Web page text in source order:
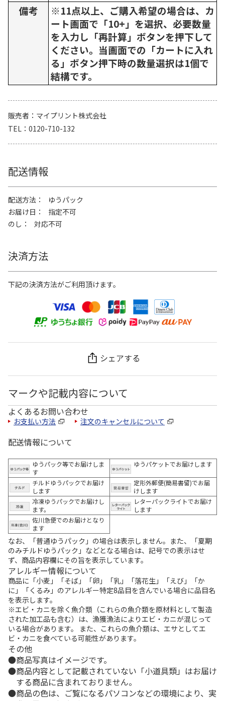
備考
※11点以上、ご購入希望の場合は、カ
ート画面で「10+」を選択、必要数量
を入力し「再計算」ボタンを押下して
ください。当画面での「カートに入れ
る」ボタン押下時の数量選択は1個で
結構です。
販売者
マイプリント株式会社
TEL
0120-710-132
配送情報
配送方法
ゆうパック
お届け日
指定不可
のし
対応不可
決済方法
下記の決済方法がご利用頂けます。
シェアする
マークや記載内容について
よくあるお問い合わせ
お支払い方法 注文のキャンセルについて
配送情報について
ゆうパック等でお届けしま
す
ゆうパケットでお届けします
チルドゆうパックでお届け
します
定形外郵便(簡易書留)でお届
けします
冷凍ゆうパックでお届けし
ます。
レターパックライトでお届け
します
佐川急便でのお届けとなり
ます
なお、「普通ゆうパック」の場合は表示しません。また、「夏期
のみチルドゆうパック」などとなる場合は、記号での表示はせ
ず、商品内容欄にその旨を表示しています。
アレルギー情報について
商品に「小麦」「そば」「卵」「乳」「落花生」「えび」「か
に」「くるみ」のアレルギー特定8品目を含んでいる場合に品目名
を表示します。
※エビ・カニを除く魚介類（これらの魚介類を原材料として製造
された加工品も含む）は、漁獲漁法によりエビ・カニが混じって
いる場合があります。 また、これらの魚介類は、エサとしてエ
ビ・カニを食べている可能性があります。
その他
商品写真はイメージです。
商品内容として記載されていない「小道具類」はお届け
する商品に含まれておりません。
商品の色は、ご覧になるパソコンなどの環境により、実